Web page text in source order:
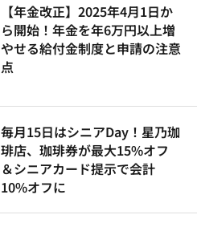
【年金改正】2025年4月1日か
ら開始！年金を年6万円以上増
やせる給付金制度と申請の注意
点
毎月15日はシニアDay！星乃珈
琲店、珈琲券が最大15%オフ
＆シニアカード提示で会計
10%オフに